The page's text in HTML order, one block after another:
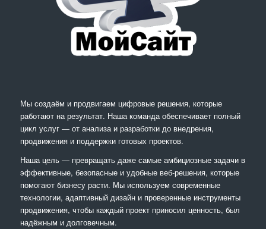
Мы создаём и продвигаем цифровые решения, которые
работают на результат. Наша команда обеспечивает полный
цикл услуг — от анализа и разработки до внедрения,
продвижения и поддержки готовых проектов.
Наша цель — превращать даже самые амбициозные задачи в
эффективные, безопасные и удобные веб-решения, которые
помогают бизнесу расти. Мы используем современные
технологии, адаптивный дизайн и проверенные инструменты
продвижения, чтобы каждый проект приносил ценность, был
надёжным и долговечным.